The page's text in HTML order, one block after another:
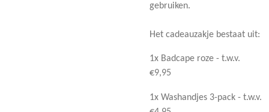
gebruiken.
Het cadeauzakje bestaat uit:
1x Badcape roze - t.w.v.
€9,95
1x Washandjes 3-pack - t.w.v.